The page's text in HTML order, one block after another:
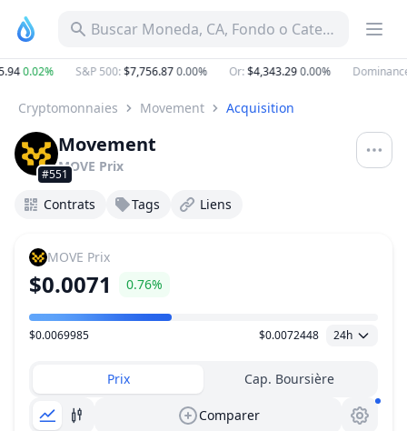
Buscar Moneda, CA, Fondo o Categoría
0.02% S&P 500:$7,756.870.00% Or:$4,343.290.00% Dominance
Cryptomonnaies Movement Acquisition
#551
Movement
MOVE Prix
Contrats Tags Liens
MOVE Prix
$0.0071 0.76%
Plage de prix
$0.0069985 $0.0072448 24h
Prix Cap. Boursière
Comparer